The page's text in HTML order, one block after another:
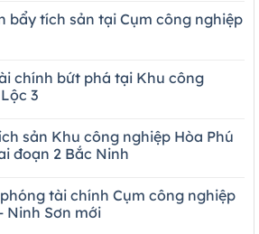
bẩy tích sản tại Cụm công nghiệp
chính bứt phá tại Khu công
3
sản Khu công nghiệp Hòa Phú
đoạn 2 Bắc Ninh
tài chính Cụm công nghiệp
Ninh Sơn mới